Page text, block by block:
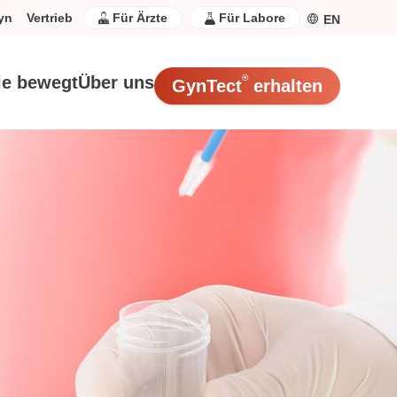
Vertrieb Für Ärzte Für Labore EN
bewegtÜber uns GynTect® erhalten